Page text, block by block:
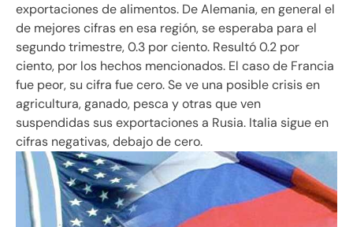
exportaciones de alimentos. De Alemania, en general el
de mejores cifras en esa región, se esperaba para el
segundo trimestre, 0.3 por ciento. Resultó 0.2 por
ciento, por los hechos mencionados. El caso de Francia
fue peor, su cifra fue cero. Se ve una posible crisis en
agricultura, ganado, pesca y otras que ven
suspendidas sus exportaciones a Rusia. Italia sigue en
cifras negativas, debajo de cero.